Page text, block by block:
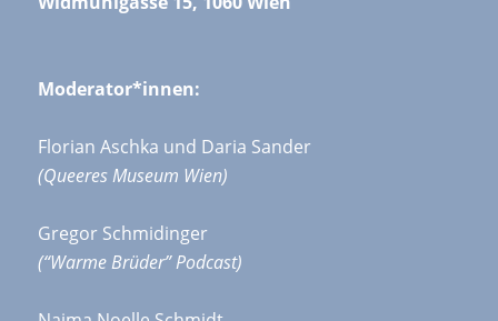
Moderator*innen:
Florian Aschka und Daria Sander
(Queeres Museum Wien)
Gregor Schmidinger
(“Warme Brüder” Podcast)